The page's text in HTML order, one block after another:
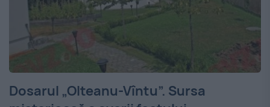
Dosarul „Olteanu-Vîntu”. Sursa